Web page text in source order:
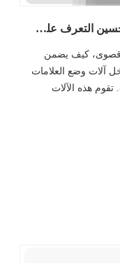
كيف تعمل آلات الوسم بالليزر على تحسين التعرف على المنتج وإمكانية تتبعه؟
قصوى، كيف يضمن
آلات وضع العلامات
تقوم هذه الآلات